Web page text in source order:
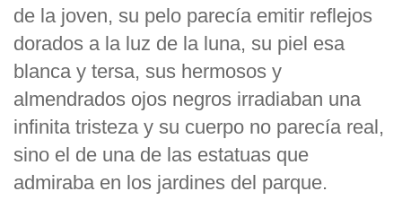
de la joven, su pelo parecía emitir reflejos
dorados a la luz de la luna, su piel esa
blanca y tersa, sus hermosos y
almendrados ojos negros irradiaban una
infinita tristeza y su cuerpo no parecía real,
sino el de una de las estatuas que
admiraba en los jardines del parque.